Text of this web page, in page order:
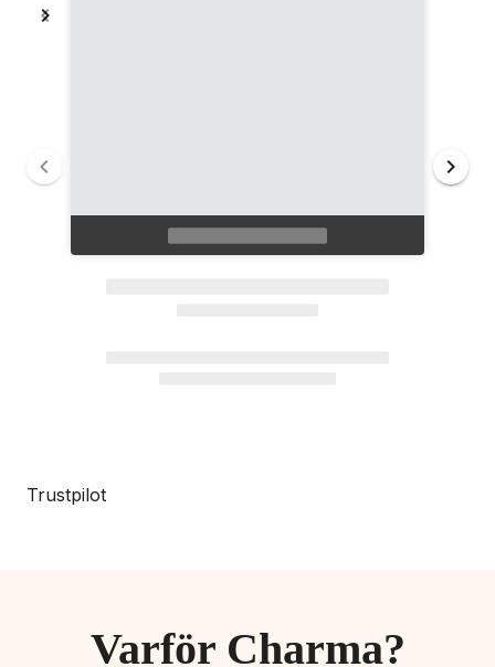
Trustpilot
Varför Charma?